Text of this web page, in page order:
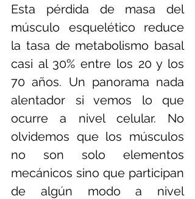
Esta pérdida de masa del
músculo esquelético reduce
la tasa de metabolismo basal
casi al 30% entre los 20 y los
70 años. Un panorama nada
alentador si vemos lo que
ocurre a nivel celular. No
olvidemos que los músculos
no son solo elementos
mecánicos sino que participan
de algún modo a nivel